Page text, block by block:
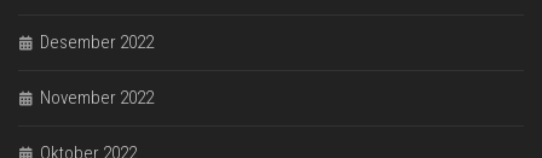
Desember 2022
November 2022
Oktober 2022